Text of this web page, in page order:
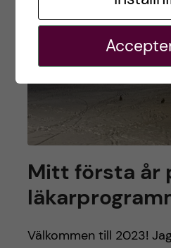
Mitt första år
Välkommen till 2023!